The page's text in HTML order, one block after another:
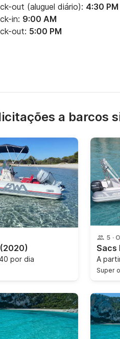
out (aluguel diário): 4:30 PM
in: 9:00 AM
out: 5:00 PM
a barcos
(2020)
por dia
5 ·
A
Super